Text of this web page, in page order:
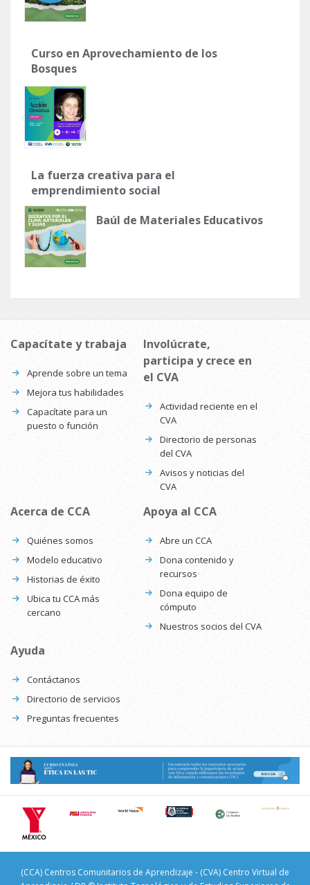
Curso en Aprovechamiento de los
Bosques
La fuerza creativa para el
emprendimiento social
Baúl de Materiales Educativos
Capacítate y trabaja
Aprende sobre un tema
Mejora tus habilidades
Capacítate para un
puesto o función
Involúcrate,
participa y crece en
el CVA
Actividad reciente en el
CVA
Directorio de personas
del CVA
Avisos y noticias del
CVA
Acerca de CCA
Quiénes somos
Modelo educativo
Historias de éxito
Ubica tu CCA más
cercano
Apoya al CCA
Abre un CCA
Dona contenido y
recursos
Dona equipo de
cómputo
Nuestros socios del CVA
Ayuda
Contáctanos
Directorio de servicios
Preguntas frecuentes
(CCA) Centros Comunitarios de Aprendizaje - (CVA) Centro Virtual de